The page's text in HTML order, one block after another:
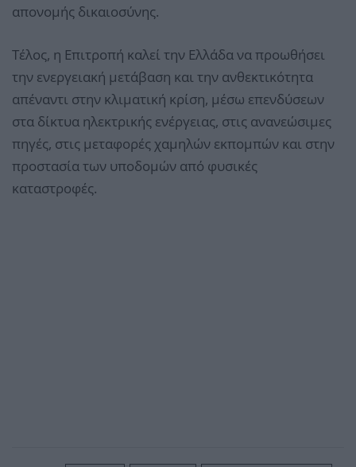
απονομής δικαιοσύνης.
Τέλος, η Επιτροπή καλεί την Ελλάδα να προωθήσει
την ενεργειακή μετάβαση και την ανθεκτικότητα
απέναντι στην κλιματική κρίση, μέσω επενδύσεων
στα δίκτυα ηλεκτρικής ενέργειας, στις ανανεώσιμες
πηγές, στις μεταφορές χαμηλών εκπομπών και στην
προστασία των υποδομών από φυσικές
καταστροφές.